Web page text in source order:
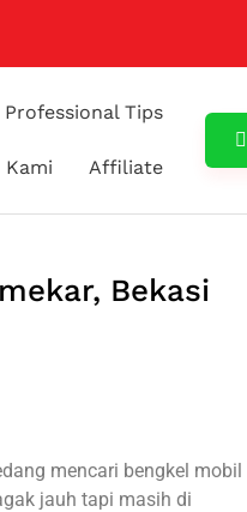
Professional Tips
Kami Affiliate
Bekasi
mencari bengkel mobil
jauh tapi masih di